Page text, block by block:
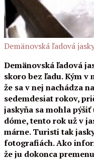
Demänovská ľadová
Demänovská ľadová
skoro bez ľadu. Kým
že sa v nej nachádza
sedemdesiat rokov,
jaskyňa sa mohla
dóme, tento rok už v
márne. Turisti tak
fotografiách. Ako
že ju dokonca